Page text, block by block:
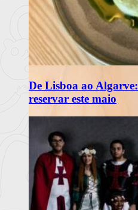
De Lisboa ao
reservar este maio